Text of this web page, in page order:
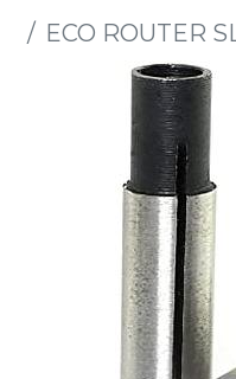
ECO ROUTER